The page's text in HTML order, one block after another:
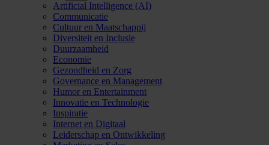
Artificial Intelligence (AI)
Communicatie
Cultuur en Maatschappij
Diversiteit en Inclusie
Duurzaamheid
Economie
Gezondheid en Zorg
Governance en Management
Humor en Entertainment
Innovatie en Technologie
Inspiratie
Internet en Digitaal
Leiderschap en Ontwikkeling